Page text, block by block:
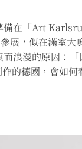
在「Art
，似在滿室大
浪漫的原因：
的德國，會如